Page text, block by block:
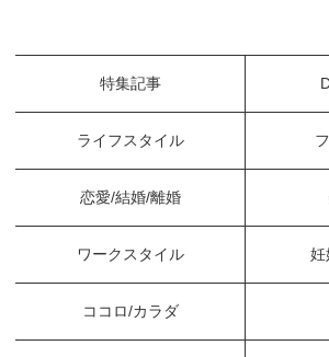
特集記事
ライフスタイル
恋愛/結婚/離婚
ワークスタイル 妊
ココロ/カラダ